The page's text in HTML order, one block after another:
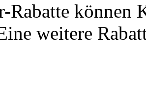
Rabatte können
weitere